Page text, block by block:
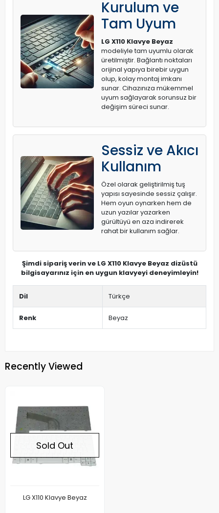
Kurulum ve
Tam Uyum
LG X110 Klavye Beyaz
modeliyle tam uyumlu olarak
üretilmiştir. Bağlantı noktaları
orijinal yapıya birebir uygun
olup, kolay montaj imkanı
sunar. Cihazınıza mükemmel
uyum sağlayarak sorunsuz bir
değişim süreci sunar.
Sessiz ve Akıcı
Kullanım
Özel olarak geliştirilmiş tuş
yapısı sayesinde sessiz çalışır.
Hem oyun oynarken hem de
uzun yazılar yazarken
gürültüyü en aza indirerek
rahat bir kullanım sağlar.
Şimdi sipariş verin ve LG X110 Klavye Beyaz dizüstü
bilgisayarınız için en uygun klavyeyi deneyimleyin!
Dil Türkçe
Renk Beyaz
Recently Viewed
Sold Out
LG X110 Klavye Beyaz